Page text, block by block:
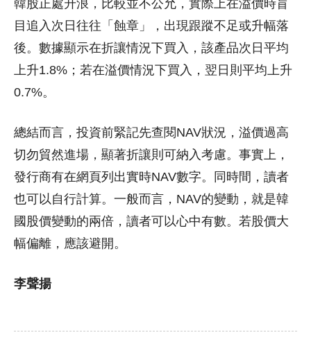
韓股正處升浪，比較並不公允，實際上在溢價時盲
目追入次日往往「蝕章」，出現跟蹤不足或升幅落
後。數據顯示在折讓情況下買入，該產品次日平均
上升1.8%；若在溢價情況下買入，翌日則平均上升
0.7%。
總結而言，投資前緊記先查閱NAV狀況，溢價過高
切勿貿然進場，顯著折讓則可納入考慮。事實上，
發行商有在網頁列出實時NAV數字。同時間，讀者
也可以自行計算。一般而言，NAV的變動，就是韓
國股價變動的兩倍，讀者可以心中有數。若股價大
幅偏離，應該避開。
李聲揚